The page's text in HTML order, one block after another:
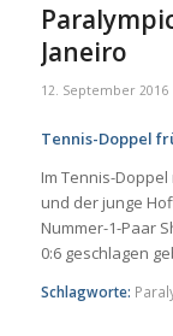
Janeiro
12. September 2016
Tennis-Doppel
Im Tennis-
und der junge
Nummer-1-Paar
0:6 geschlagen
Schlagworte: